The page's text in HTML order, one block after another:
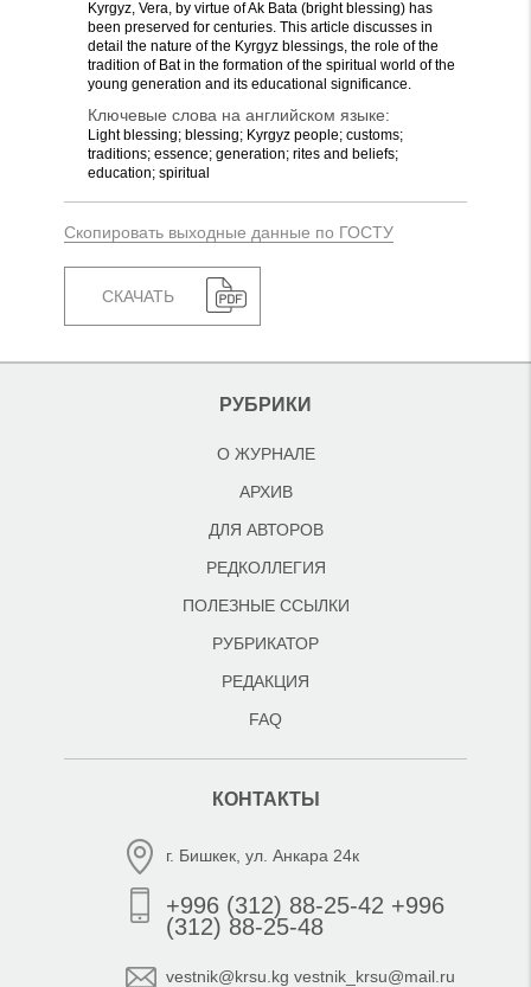
Kyrgyz, Vera, by virtue of Ak Bata (bright blessing) has
been preserved for centuries. This article discusses in
detail the nature of the Kyrgyz blessings, the role of the
tradition of Bat in the formation of the spiritual world of the
young generation and its educational significance.
Ключевые слова на английском языке:
Light blessing; blessing; Kyrgyz people; customs;
traditions; essence; generation; rites and beliefs;
education; spiritual
Скопировать выходные данные по ГОСТУ
СКАЧАТЬ
РУБРИКИ
О ЖУРНАЛЕ
АРХИВ
ДЛЯ АВТОРОВ
РЕДКОЛЛЕГИЯ
ПОЛЕЗНЫЕ ССЫЛКИ
РУБРИКАТОР
РЕДАКЦИЯ
FAQ
КОНТАКТЫ
г. Бишкек, ул. Анкара 24к
+996 (312) 88-25-42 +996
(312) 88-25-48
vestnik@krsu.kg vestnik_krsu@mail.ru